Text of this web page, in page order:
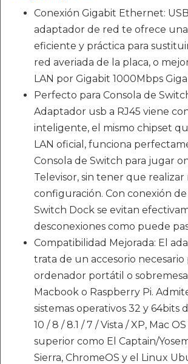
Conexión Gigabit Ethernet:
adaptador de red te ofrece
eficiente y práctica para
red averiada de la placa, o
LAN por Gigabit 1000Mbps
Perfecto para Consola de
Adaptador usb a RJ45 viene
inteligente, el mismo chipset
LAN oficial, funciona
Consola de Switch para jugar
Televisor, sin tener que
configuración. Con conexión de
Switch Dock se evitan
desconexiones como puede
Compatibilidad Mejorada: El
trata de un accesorio necesario
ordenador portátil o
Macbook o Raspberry Pi.
sistemas operativos 32 y 64bits
10 / 8 / 8.1 / 7 / Vista / XP, Mac OS
superior como El Captain/
Sierra, ChromeOS y el Linux